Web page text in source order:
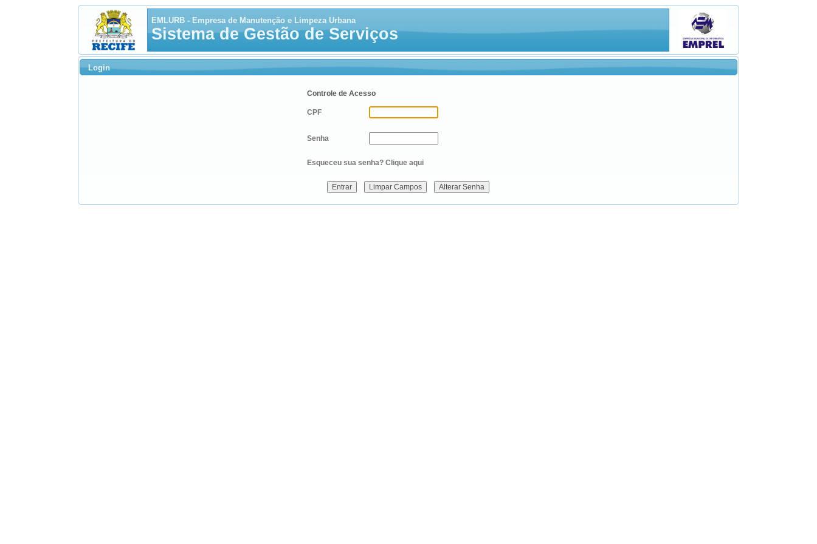
EMLURB - Empresa de Manutenção e Limpeza Urbana
Sistema de Gestão de Serviços
Login
Controle de Acesso
CPF
Senha
Esqueceu sua senha?Clique aqui